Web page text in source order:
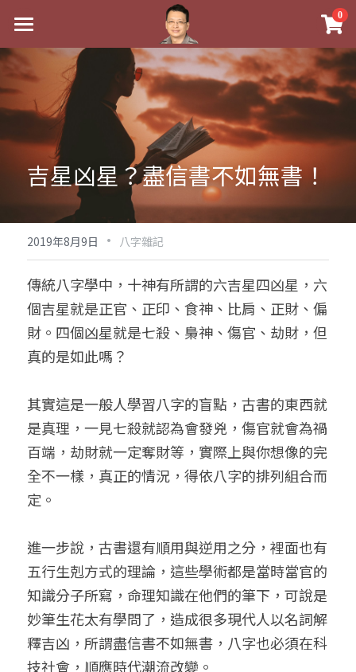
0
最新消息
關於我
實體經營
祖傳命理
手工印鑑
課程介紹
五行八字學
後天派陽宅
Blog
黃金會員專區
八字雜記
心靈成長
人氣最高
臉書生活
好書推廌
試閱專區
Podcast聽書
團隊訓練營
八字視頻
線上直播
自我挑戰
線上學苑
八字初階班1
八字初階班2
八字中階班
八字高階班
五行計算高階班
團隊訓練營
命理商城
八字完整班
科學八字推理PDF
八字批命
我的著作
科學八字推理2
科學八字推理3
輕鬆學會科學八字推理
批命預約
上課預約
FB粉絲頁
登錄 /註冊
搜索
繁體中文
0938617837
support@p8zicourse.com
五行八字線上班
吉星凶星？盡信書不如無書！
2019年8月9日 · 八字雜記
傳統八字學中，十神有所謂的六吉星四凶星，六
個吉星就是正官、正印、食神、比肩、正財、偏
財。四個凶星就是七殺、梟神、傷官、劫財，但
真的是如此嗎？
其實這是一般人學習八字的盲點，古書的東西就
是真理，一見七殺就認為會發兇，傷官就會為禍
百端，劫財就一定奪財等，實際上與你想像的完
全不一樣，真正的情況，得依八字的排列組合而
定。
進一步說，古書還有順用與逆用之分，裡面也有
五行生剋方式的理論，這些學術都是當時當官的
知識分子所寫，命理知識在他們的筆下，可說是
妙筆生花太有學問了，造成很多現代人以名詞解
釋吉凶，所謂盡信書不如無書，八字也必須在科
技社會，順應時代潮流改變。
×
商品分類
八字線上完整班
科學八字推理PDF
《十神高階實戰錄》完整典藏版
1美元超值PDF
Podcast聽書
八字線上批命